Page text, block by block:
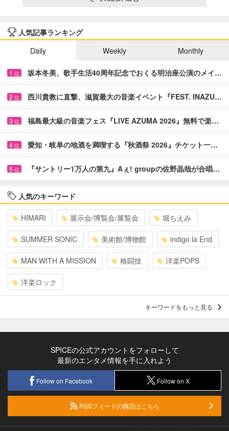
人気記事ランキング
Daily
Weekly Monthly
1 位 坂本冬美、歌手生活40周年記念でおくる明治座公演のメイ…
2 位 西川貴教に直撃、滋賀最大の音楽イベント『FEST. INAZU…
3 位 福島最大級の音楽フェス『LIVE AZUMA 2026』無料で楽…
4 位 愛知・岐阜の地酒を満喫する『秋酒祭 2026』チケット一…
5 位 『サントリー1万人の第九』Aぇ! groupの佐野晶哉が合唱…
人気のキーワード
HIMARI 展示会/博覧会/展覧会 堀ちえみ
SUMMER SONIC 美術館/博物館 indigo la End
MAN WITH A MISSION 格闘技 洋楽POPS
洋楽ロック
キーワードをもっと見る
SPICEの公式アカウントをフォローして
最新のエンタメ情報を手に入れよう
Follow on Facebook Follow on X
RSSフィードの購読はこちら